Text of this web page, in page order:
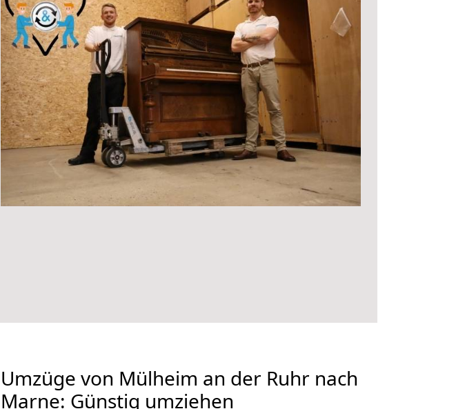
Umzüge von Mülheim an der Ruhr nach
Marne: Günstig umziehen